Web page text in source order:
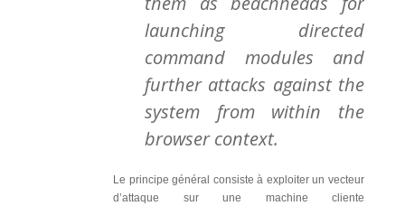
launching directed
command modules and
further attacks against the
system from within the
browser context.
Le principe général consiste à exploiter un vecteur
d’attaque sur une machine cliente